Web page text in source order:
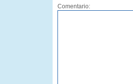
Comentario: